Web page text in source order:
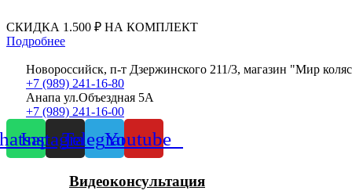
к
содержимому
СКИДКА 1.500 ₽ НА КОМПЛЕКТ
Подробнее
Новороссийск, п-т Дзержинского 211/3, магазин "Мир
+7 (989) 241-16-80
Анапа ул.Объездная 5А
+7 (989) 241-16-00
InstagramTelegramYoutube
Видеоконсультация